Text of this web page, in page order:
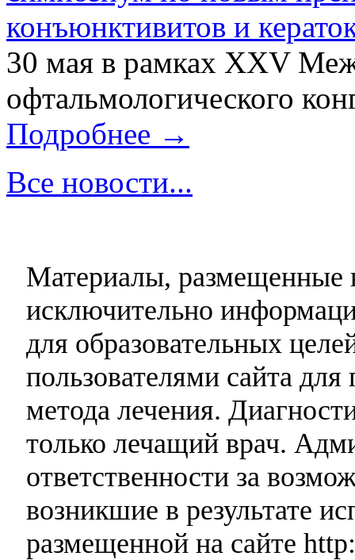
конъюнктивитов и
30 мая в рамках XXV
офтальмологического
Подробнее →
Все новости...
Материалы, размещенные
исключительно
для образовательных
пользователями сайта
метода лечения.
только лечащий врач.
ответственности за
возникшие в результате
размещенной на сайте